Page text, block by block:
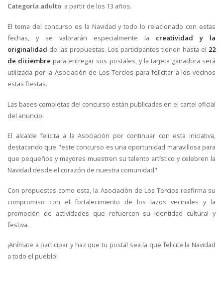
Categoría adulto: a partir de los 13 años.
El tema del concurso es la Navidad y todo lo relacionado con estas
fechas, y se valorarán especialmente la creatividad y la
originalidad de las propuestas. Los participantes tienen hasta el 22
de diciembre para entregar sus postales, y la tarjeta ganadora será
utilizada por la Asociación de Los Tercios para felicitar a los vecinos
estas fiestas.
Las bases completas del concurso están publicadas en el cartel oficial
del anuncio.
El alcalde felicita a la Asociación por continuar con esta iniciativa,
destacando que "este concurso es una oportunidad maravillosa para
que pequeños y mayores muestren su talento artístico y celebren la
Navidad desde el corazón de nuestra comunidad".
Con propuestas como esta, la Asociación de Los Tercios reafirma su
compromiso con el fortalecimiento de los lazos vecinales y la
promoción de actividades que refuercen su identidad cultural y
festiva.
¡Anímate a participar y haz que tu postal sea la que felicite la Navidad
a todo el pueblo!